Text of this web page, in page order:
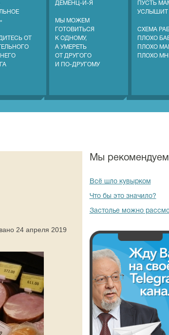
ОТ
ДЕМЕНЦ-И-Я
МЫ МОЖЕМ
ГОТОВИТЬСЯ
К ОДНОМУ,
А УМЕРЕТЬ
ОТ ДРУГОГО
И ПО-ДРУГОМУ
ПУСТЬ
УСЛЫШИТ
СХЕМА
ПЛОХО
ПЛОХО
ПЛОХО
24 апреля 2019
Мы рекомендуем
Всё шло кувырком
Что бы это значило?
Застолье можно